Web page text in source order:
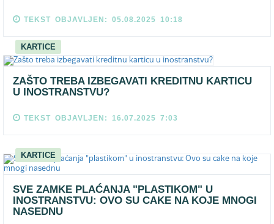
TEKST OBJAVLJEN: 05.08.2025 10:18
KARTICE
ZAŠTO TREBA IZBEGAVATI KREDITNU KARTICU
U INOSTRANSTVU?
TEKST OBJAVLJEN: 16.07.2025 7:03
KARTICE
SVE ZAMKE PLAĆANJA "PLASTIKOM" U
INOSTRANSTVU: OVO SU CAKE NA KOJE MNOGI
NASEDNU